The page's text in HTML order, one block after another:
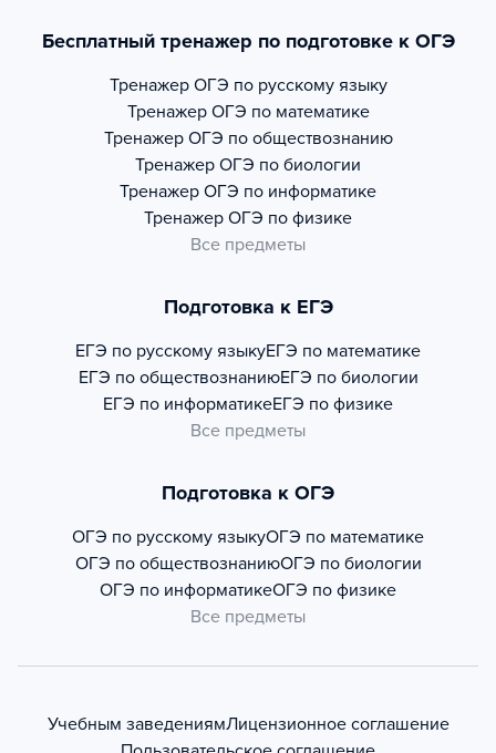
Бесплатный тренажер по подготовке к ОГЭ
Тренажер ОГЭ по русскому языку
Тренажер ОГЭ по математике
Тренажер ОГЭ по обществознанию
Тренажер ОГЭ по биологии
Тренажер ОГЭ по информатике
Тренажер ОГЭ по физике
Все предметы
Подготовка к ЕГЭ
ЕГЭ по русскому языкуЕГЭ по математике
ЕГЭ по обществознаниюЕГЭ по биологии
ЕГЭ по информатикеЕГЭ по физике
Все предметы
Подготовка к ОГЭ
ОГЭ по русскому языкуОГЭ по математике
ОГЭ по обществознаниюОГЭ по биологии
ОГЭ по информатикеОГЭ по физике
Все предметы
Учебным заведениямЛицензионное соглашение